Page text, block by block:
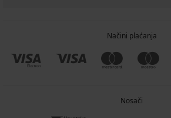
Načini plaćanja
Nosači